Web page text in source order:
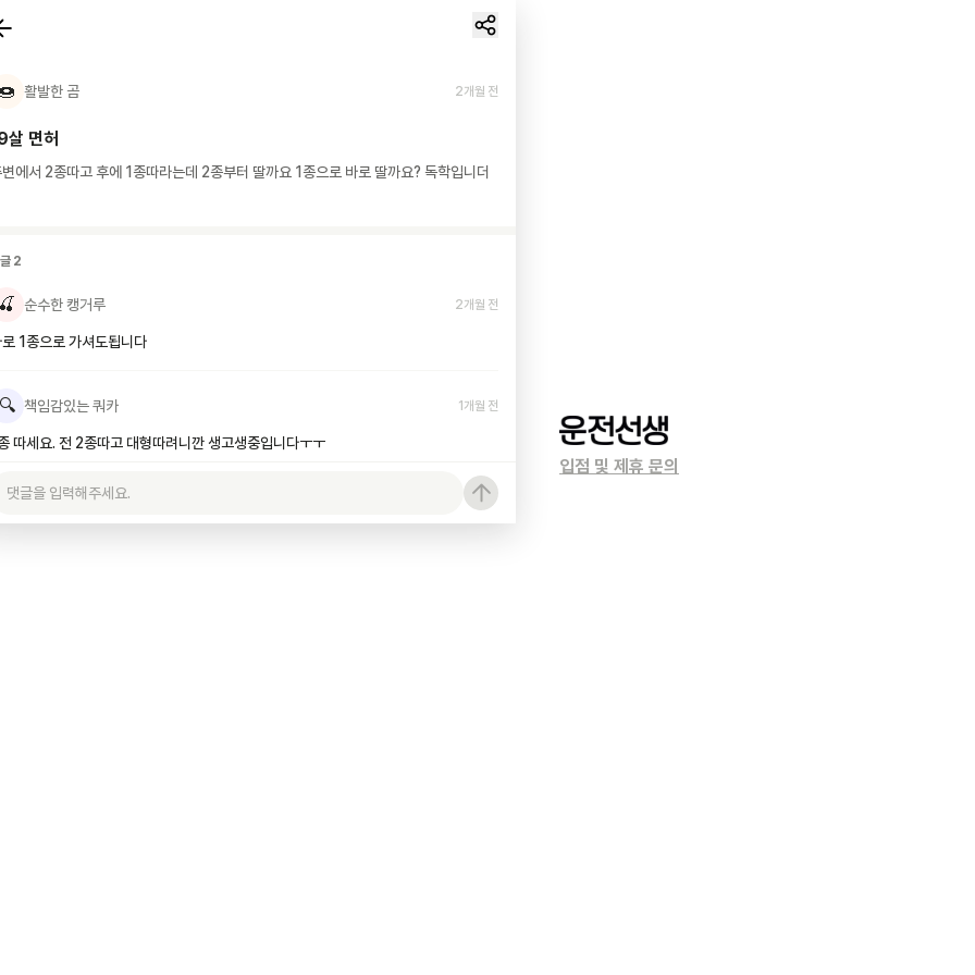
활발한 곰 2개월 전
살 면허
에서 2종따고 후에 1종따라는데 2종부터 딸까요 1종으로 바로 딸까요? 독학입니더
2
순수한 캥거루 2개월 전
1종으로 가셔도됩니다
책임감있는 쿼카 1개월 전
따세요. 전 2종따고 대형따려니깐 생고생중입니다ㅜㅜ
입점 및 제휴 문의